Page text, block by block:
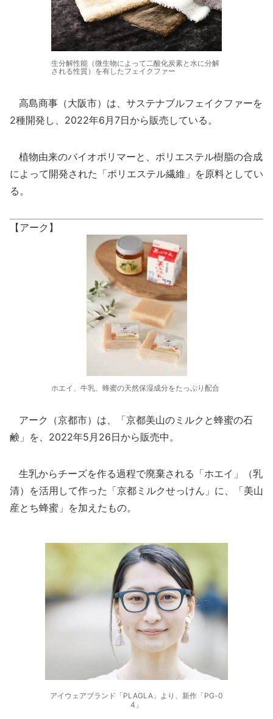
生分解性能（微生物によって二酸化炭素と水に分解
される性質）を有したフェイクファー
高島商事（大阪市）は、サステナブルフェイクファーを
2種開発し、2022年6月7日から販売している。
植物由来のバイオポリマーと、ポリエステル樹脂の合成
によって開発された「ポリエステル繊維」を原料としてい
る。
【アーク】
ホエイ、牛乳、蜂蜜の天然保湿成分をたっぷり配合
アーク（京都市）は、「京都美山のミルクと蜂蜜の石
鹸」を、2022年5月26日から販売中。
生乳からチーズを作る過程で廃棄される「ホエイ」（乳
清）を活用して作った「京都ミルクせっけん」に、「美山
産とち蜂蜜」を加えたもの。
アイウェアブランド「PLAGLA」より、新作「PG-0
4」